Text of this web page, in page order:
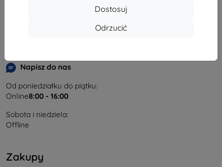
Dostosuj
Odrzucić
Napisz do nas
Od poniedziałku do piątku:
Online8:00 - 16:00
Sobota i niedziela:
Offline
Zakupy